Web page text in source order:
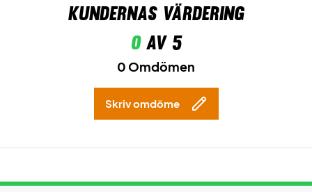
Kundernas värdering
0av 5
0 Omdömen
Skriv omdöme